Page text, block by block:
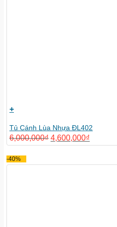
+
Tủ Cánh Lùa Nhựa ĐL402
6,000,000₫ 4,600,000₫
-40%